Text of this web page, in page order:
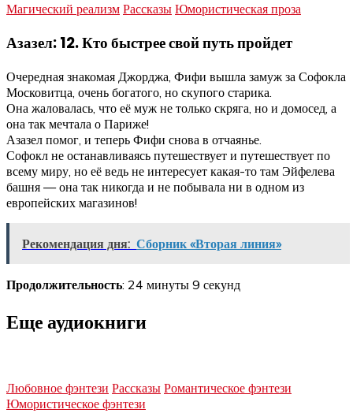
Магический реализм Рассказы Юмористическая проза
Азазел: 12. Кто быстрее свой путь пройдет
Очередная знакомая Джорджа, Фифи вышла замуж за Софокла
Московитца, очень богатого, но скупого старика.
Она жаловалась, что её муж не только скряга, но и домосед, а
она так мечтала о Париже!
Азазел помог, и теперь Фифи снова в отчаянье.
Софокл не останавливаясь путешествует и путешествует по
всему миру, но её ведь не интересует какая-то там Эйфелева
башня — она так никогда и не побывала ни в одном из
европейских магазинов!
Рекомендация дня: Сборник «Вторая линия»
Продолжительность: 24 минуты 9 секунд
Еще аудиокниги
Любовное фэнтези Рассказы Романтическое фэнтези
Юмористическое фэнтези